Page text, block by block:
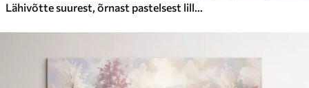
Lähivõtte suurest, õrnast pastelsest lillest, millel on pehmed, paisuvad kroonlehed